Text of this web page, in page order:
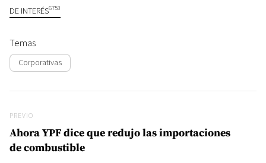
DE INTERÉS6753
Temas
Corporativas
Previo
PREVIO
Ahora YPF dice que redujo las importaciones
de combustible